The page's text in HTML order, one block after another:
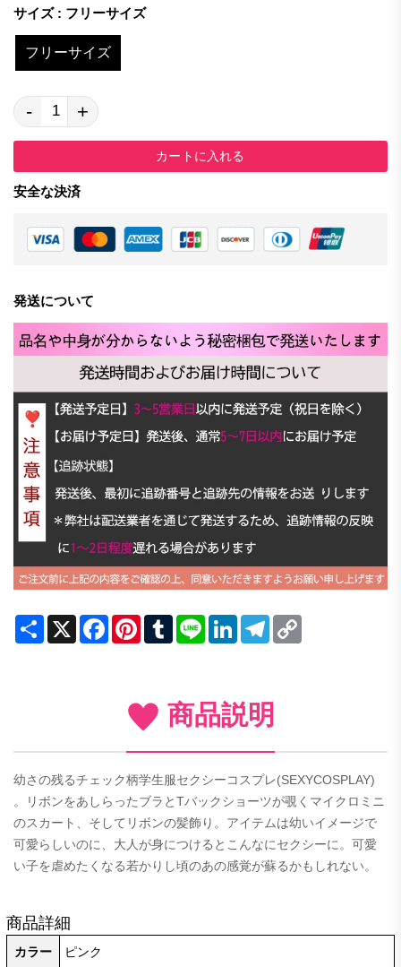
サイズ : フリーサイズ
フリーサイズ
- +
カートに入れる
安全な決済
発送について
Share X FacebookPinterestTumblrLine LinkedInTelegram
商品説明
幼さの残るチェック柄学生服セクシーコスプレ(SEXYCOSPLAY)
。リボンをあしらったブラとTバックショーツが覗くマイクロミニ
のスカート、そしてリボンの髪飾り。アイテムは幼いイメージで
可愛らしいのに、大人が身につけるとこんなにセクシーに。可愛
い子を虐めたくなる若かりし頃のあの感覚が蘇るかもしれない。
商品詳細
カラー ピンク